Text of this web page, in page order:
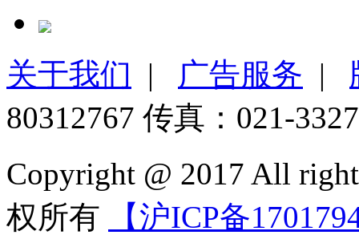
关于我们 | 广告服务 |
80312767 传真：021-
Copyright @ 2017 All
权所有
【沪ICP备